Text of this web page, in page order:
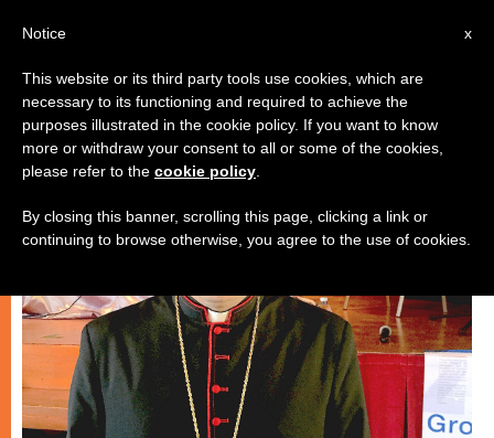
CHIESE LOCALI
x
Notice
This website or its third party tools use cookies, which are
necessary to its functioning and required to achieve the
purposes illustrated in the cookie policy. If you want to know
more or withdraw your consent to all or some of the cookies,
please refer to the cookie policy
By closing this banner, scrolling this page, clicking a link or
continuing to browse otherwise, you agree to the use of cookies.